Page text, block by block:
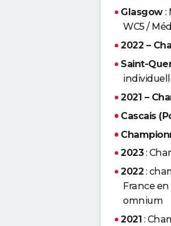
Glasgow:
WC5 /
2022 –
Saint-
2021 –
Cascais
2023:
2022 :
France
omnium
2021 :